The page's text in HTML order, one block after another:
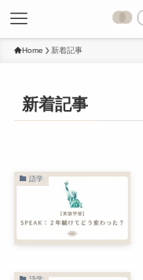
Home 新着記事
新着記事
語学